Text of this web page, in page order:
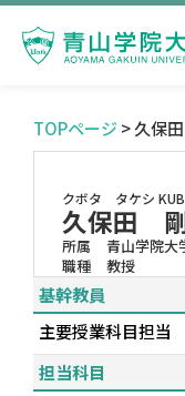
TOPページ > 久保
クボタ タケシ
久保田
所属
青山学院大
職種
教授
基幹教員
主要授業科目担当
担当科目